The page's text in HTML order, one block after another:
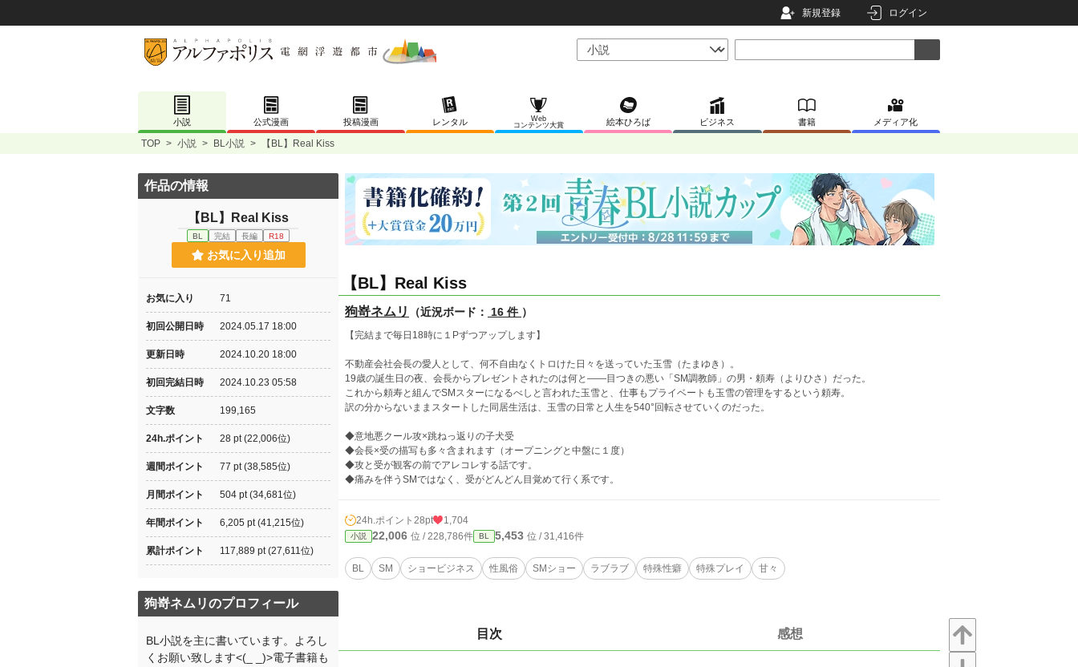
新規登録 ログイン
小説 公式漫画 投稿漫画 レンタル
Web
コンテンツ大賞
絵本ひろば ビジネス 書籍 メディア化
TOP > 小説 > BL小説 > 【BL】Real Kiss
【BL】Real Kiss
狗嵜ネムリ （近況ボード： 16 件 ）
【完結まで毎日18時に１Pずつアップします】
不動産会社会長の愛人として、何不自由なくトロけた日々を送っていた玉雪（たまゆき）。
19歳の誕生日の夜、会長からプレゼントされたのは何と――目つきの悪い「SM調教師」の男・頼寿（よりひさ）だった。
これから頼寿と組んでSMスターになるべしと言われた玉雪と、仕事もプライベートも玉雪の管理をするという頼寿。
訳の分からないままスタートした同居生活は、玉雪の日常と人生を540°回転させていくのだった。
◆意地悪クール攻×跳ねっ返りの子犬受
◆会長×受の描写も多々含まれます（オープニングと中盤に１度）
◆攻と受が観客の前でアレコレする話です。
◆痛みを伴うSMではなく、受がどんどん目覚めて行く系です。
24h.ポイント 28pt 1,704
小説 22,006 位 / 228,786件 BL 5,453 位 / 31,416件
BL SM ショービジネス 性風俗 SMショー ラブラブ 特殊性癖 特殊プレイ 甘々
目次 感想
作品の情報
【BL】Real Kiss
BL 完結 長編 R18
お気に入り追加
お気に入り 71
初回公開日時 2024.05.17 18:00
更新日時 2024.10.20 18:00
初回完結日時 2024.10.23 05:58
文字数 199,165
24h.ポイント 28 pt (22,006位)
週間ポイント 77 pt (38,585位)
月間ポイント 504 pt (34,681位)
年間ポイント 6,205 pt (41,215位)
累計ポイント 117,889 pt (27,611位)
狗嵜ネムリのプロフィール
BL小説を主に書いています。よろし
くお願い致します<(_ _)>電子書籍も